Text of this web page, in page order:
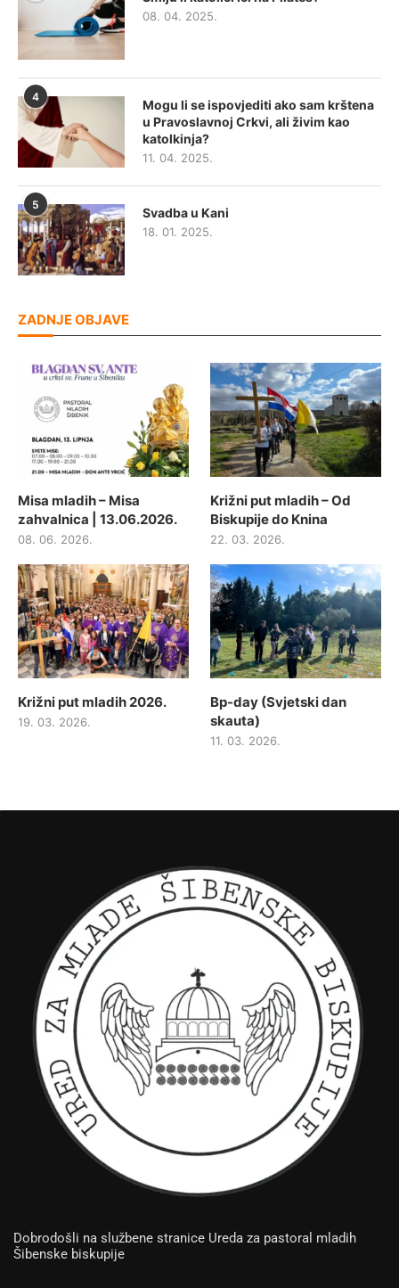
08. 04. 2025.
4
Mogu li se ispovjediti ako sam krštena
u Pravoslavnoj Crkvi, ali živim kao
katolkinja?
11. 04. 2025.
5
Svadba u Kani
18. 01. 2025.
ZADNJE OBJAVE
Misa mladih – Misa
zahvalnica | 13.06.2026.
08. 06. 2026.
Križni put mladih – Od
Biskupije do Knina
22. 03. 2026.
Križni put mladih 2026.
19. 03. 2026.
Bp-day (Svjetski dan
skauta)
11. 03. 2026.
Dobrodošli na službene stranice Ureda za pastoral mladih
Šibenske biskupije